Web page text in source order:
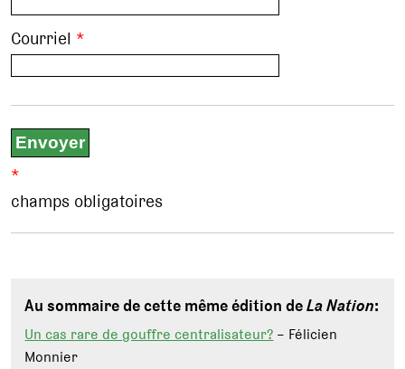
Courriel *
*
champs obligatoires
Au sommaire de cette même édition deLa Nation:
Un cas rare de gouffre centralisateur? – Félicien
Monnier